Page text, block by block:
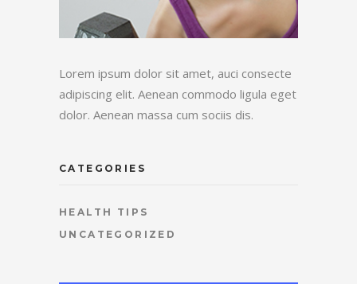
Lorem ipsum dolor sit amet, auci consecte
adipiscing elit. Aenean commodo ligula eget
dolor. Aenean massa cum sociis dis.
CATEGORIES
HEALTH TIPS
UNCATEGORIZED